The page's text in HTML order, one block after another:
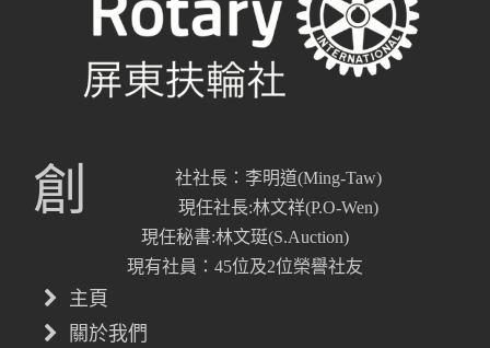
創
社社長：李明道(Ming-Taw)
現任社長:林文祥(P.O-Wen)
現任秘書:林文珽(S.Auction)
現有社員：45位及2位榮譽社友
主頁
關於我們